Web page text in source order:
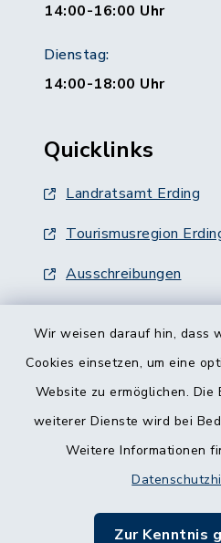
Wir weisen darauf hin, dass
Cookies einsetzen, um eine
Website zu ermöglichen.
weiterer Dienste wird bei
Weitere Informationen
Zur Kenntnis
14:00-16:00 Uhr
Dienstag:
14:00-18:00 Uhr
Quicklinks
Landratsamt Erding
Tourismusregion
Ausschreibungen